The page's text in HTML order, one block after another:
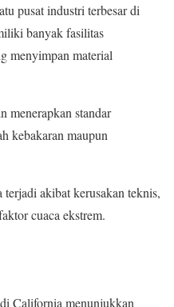
pusat industri terbesar di
banyak fasilitas
menyimpan material
menerapkan standar
kebakaran maupun
akibat kerusakan teknis,
cuaca ekstrem.
California menunjukkan